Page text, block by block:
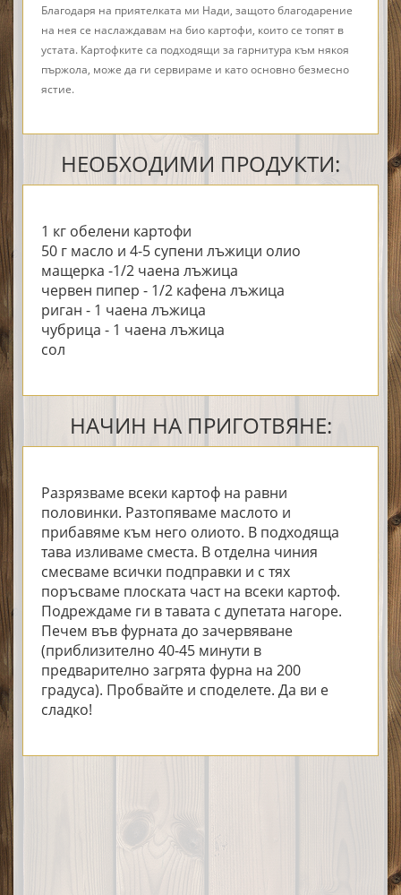
Благодаря на приятелката ми Нади, защото благодарение
на нея се наслаждавам на био картофи, които се топят в
устата. Картофките са подходящи за гарнитура към някоя
пържола, може да ги сервираме и като основно безмесно
ястие.
НЕОБХОДИМИ ПРОДУКТИ:
1 кг обелени картофи
50 г масло и 4-5 супени лъжици олио
мащерка -1/2 чаена лъжица
червен пипер - 1/2 кафена лъжица
риган - 1 чаена лъжица
чубрица - 1 чаена лъжица
сол
НАЧИН НА ПРИГОТВЯНЕ:
Разрязваме всеки картоф на равни
половинки. Разтопяваме маслото и
прибавяме към него олиото. В подходяща
тава изливаме сместа. В отделна чиния
смесваме всички подправки и с тях
поръсваме плоската част на всеки картоф.
Подреждаме ги в тавата с дупетата нагоре.
Печем във фурната до зачервяване
(приблизително 40-45 минути в
предварително загрята фурна на 200
градуса). Пробвайте и споделете. Да ви е
сладко!